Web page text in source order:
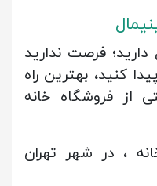
فرصت ندارید
کنید، بهترین راه
از فروشگاه خانه
، در شهر تهران